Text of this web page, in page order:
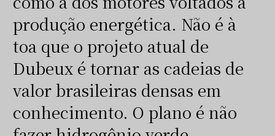
produção energética. Não é à
toa que o projeto atual de
Dubeux é tornar as cadeias de
valor brasileiras densas em
conhecimento. O plano é não